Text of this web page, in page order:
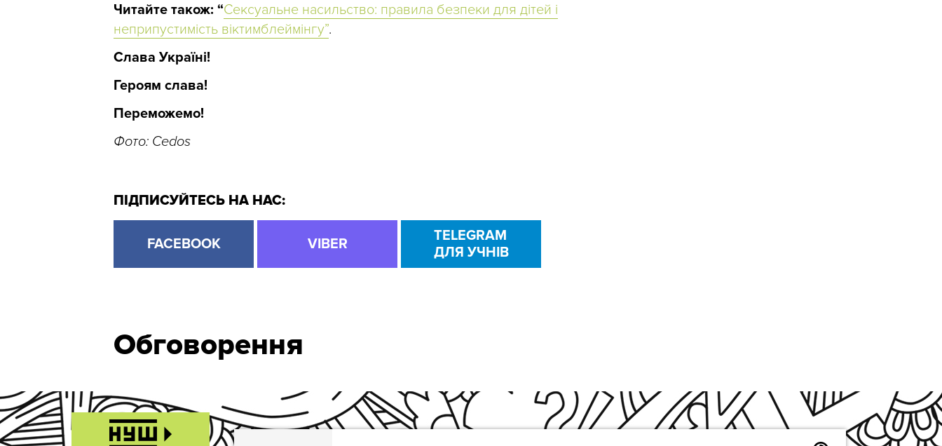
Читайте також: “Сексуальне насильство: правила безпеки для дітей і
неприпустимість віктимблеймінгу”.
Слава Україні!
Героям слава!
Переможемо!
Фото: Cedos
ПІДПИСУЙТЕСЬ НА НАС:
FACEBOOK VIBER
TELEGRAM
ДЛЯ УЧНІВ
Обговорення